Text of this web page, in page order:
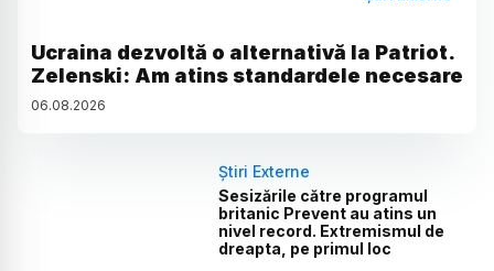
Ucraina dezvoltă o alternativă la Patriot.
Zelenski: Am atins standardele necesare
06.08.2026
Știri Externe
Sesizările către programul
britanic Prevent au atins un
nivel record. Extremismul de
dreapta, pe primul loc